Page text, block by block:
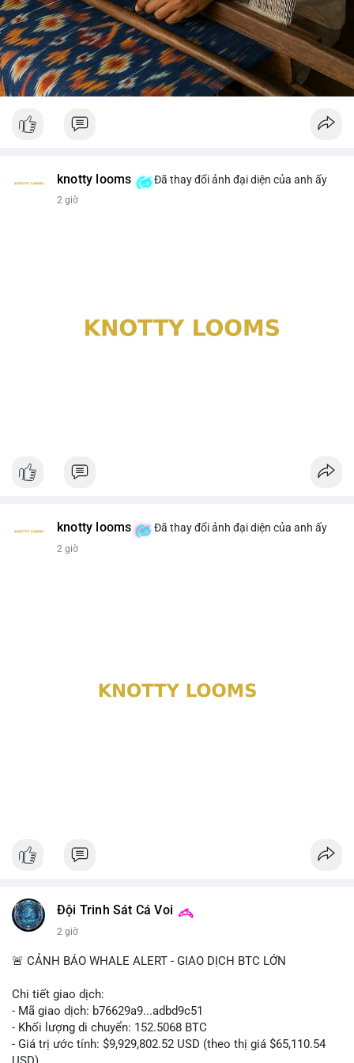
knotty looms Đã thay đổi ảnh đại diện của anh ấy
2 giờ
knotty looms Đã thay đổi ảnh đại diện của anh ấy
2 giờ
Đội Trinh Sát Cá Voi
2 giờ
🚨 CẢNH BÁO WHALE ALERT - GIAO DỊCH BTC LỚN
Chi tiết giao dịch:
- Mã giao dịch: b76629a9...adbd9c51
- Khối lượng di chuyển: 152.5068 BTC
- Giá trị ước tính: $9,929,802.52 USD (theo thị giá $65,110.54